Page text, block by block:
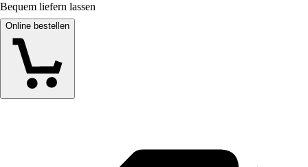
Bequem liefern lassen
Online bestellen